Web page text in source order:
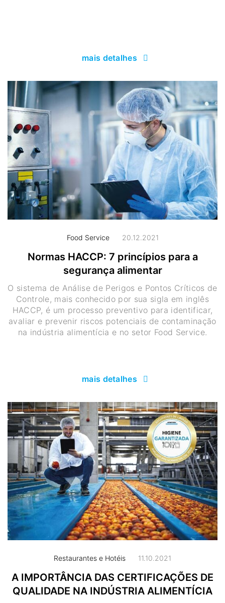
mais detalhes
Food Service 20.12.2021
Normas HACCP: 7 princípios para a
segurança alimentar
O sistema de Análise de Perigos e Pontos Críticos de
Controle, mais conhecido por sua sigla em inglês
HACCP, é um processo preventivo para identificar,
avaliar e prevenir riscos potenciais de contaminação
na indústria alimentícia e no setor Food Service.
mais detalhes
Restaurantes e Hotéis 11.10.2021
A IMPORTÂNCIA DAS CERTIFICAÇÕES DE
QUALIDADE NA INDÚSTRIA ALIMENTÍCIA